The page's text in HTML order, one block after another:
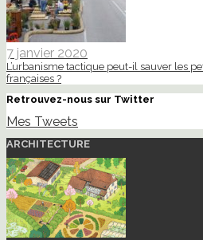
7 janvier 2020
L’urbanisme tactique peut-il sauver les
françaises ?
Retrouvez-nous sur Twitter
Mes Tweets
ARCHITECTURE